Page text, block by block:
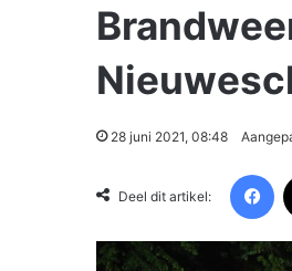
28 juni 2021, 08:48
Deel dit artikel: